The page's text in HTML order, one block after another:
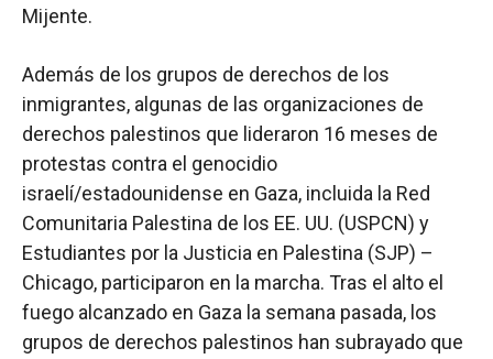
Mijente.
Además de los grupos de derechos de los
inmigrantes, algunas de las organizaciones de
derechos palestinos que lideraron 16 meses de
protestas contra el genocidio
israelí/estadounidense en Gaza, incluida la Red
Comunitaria Palestina de los EE. UU. (USPCN) y
Estudiantes por la Justicia en Palestina (SJP) –
Chicago, participaron en la marcha. Tras el alto el
fuego alcanzado en Gaza la semana pasada, los
grupos de derechos palestinos han subrayado que